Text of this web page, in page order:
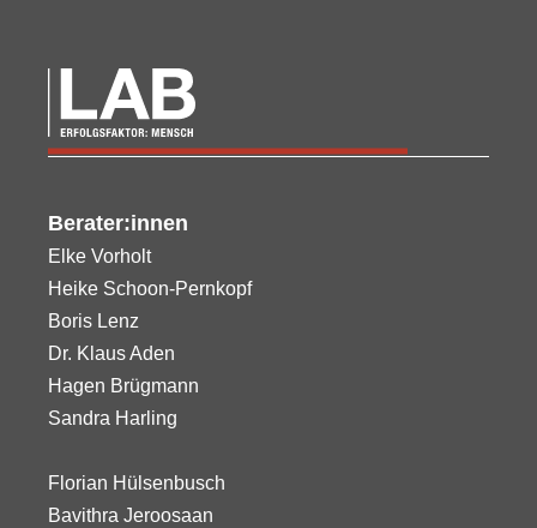
Berater:innen
Elke Vorholt
Heike Schoon-Pernkopf
Boris Lenz
Dr. Klaus Aden
Hagen Brügmann
Sandra Harling
Florian Hülsenbusch
Bavithra Jeroosaan